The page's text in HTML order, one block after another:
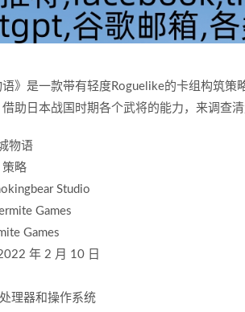
语》是一款带有轻度Roguelike的卡组构筑
助日本战国时期各个武将的能力，来调查清
物语
策略
Studio
Games
Games
年 2 月 10 日
理器和操作系统